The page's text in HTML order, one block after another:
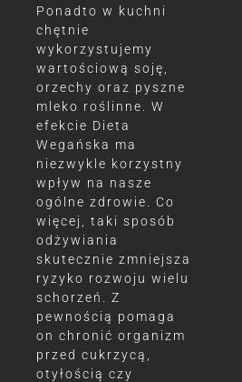
Ponadto w kuchni
chętnie
wykorzystujemy
wartościową soję,
orzechy oraz pyszne
mleko roślinne. W
efekcie Dieta
Wegańska ma
niezwykle korzystny
wpływ na nasze
ogólne zdrowie. Co
więcej, taki sposób
odżywiania
skutecznie zmniejsza
ryzyko rozwoju wielu
schorzeń. Z
pewnością pomaga
on chronić organizm
przed cukrzycą,
otyłością czy